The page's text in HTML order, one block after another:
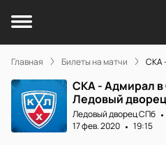
Главная Билеты на матчи СКА
СКА - Адмирал
Ледовый
Ледовый дворец СПб
17 фев. 2020
19:15